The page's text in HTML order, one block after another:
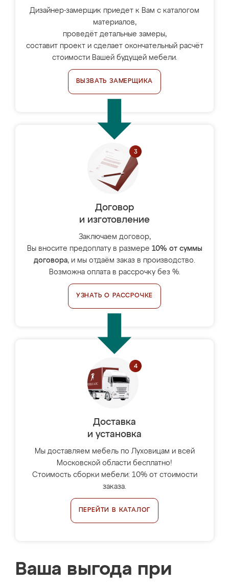
Дизайнер-замерщик приедет к Вам с каталогом
материалов,
проведёт детальные замеры,
составит проект и сделает окончательный расчёт
стоимости Вашей будущей мебели.
ВЫЗВАТЬ ЗАМЕРЩИКА
Договор
и изготовление
Заключаем договор,
Вы вносите предоплату в размере 10% от суммы
договора, и мы отдаём заказ в производство.
Возможна оплата в рассрочку без %.
УЗНАТЬ О РАССРОЧКЕ
Доставка
и установка
Мы доставляем мебель по Луховицам и всей
Московской области бесплатно!
Стоимость сборки мебели: 10% от стоимости
заказа.
ПЕРЕЙТИ В КАТАЛОГ
Ваша выгода при